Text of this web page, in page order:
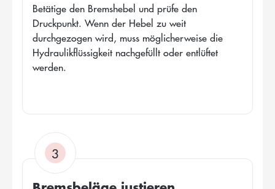
Betätige den Bremshebel und prüfe den
Druckpunkt. Wenn der Hebel zu weit
durchgezogen wird, muss möglicherweise die
Hydraulikflüssigkeit nachgefüllt oder entlüftet
werden.
3